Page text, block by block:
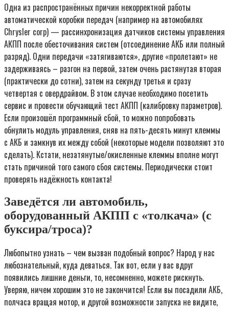
Одна из распространённых причин некорректной работы
автоматической коробки передач (например на автомобилях
Chrysler corp) — рассинхронизация датчиков системы управления
АКПП после обесточивания систем (отсоединение АКБ или полный
разряд). Одни передачи «затягиваются», другие «пролетают» не
задерживаясь – разгон на первой, затем очень растянутая вторая
(практически до сотни), затем на секунду третья и сразу
четвертая с овердрайвом. В этом случае необходимо посетить
сервис и провести обучающий тест АКПП (калибровку параметров).
Если произошёл программный сбой, то можно попробовать
обнулить модуль управления, сняв на пять-десять минут клеммы
с АКБ и замкнув их между собой (некоторые модели позволяют это
сделать). Кстати, незатянутые/окисленные клеммы вполне могут
стать причиной того самого сбоя системы. Периодически стоит
проверять надёжность контакта!
Заведётся ли автомобиль,
оборудованный АКПП с «толкача» (с
буксира/троса)?
Любопытно узнать – чем вызван подобный вопрос? Народ у нас
любознательный, куда деваться. Так вот, если у вас вдруг
появились лишние деньги, то, несомненно, можете рискнуть.
Уверяю, ничем хорошим это не закончится! Если вы посадили АКБ,
полчаса вращая мотор, и другой возможности запуска не видите,